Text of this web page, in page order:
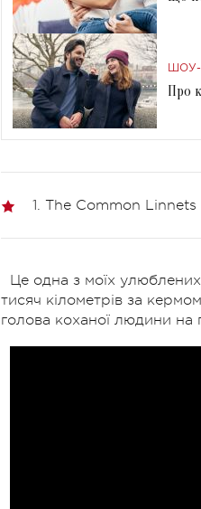
ШОУ-
Про
1. The Common
Це одна з моїх
тисяч кілометрів за
голова коханої людини на